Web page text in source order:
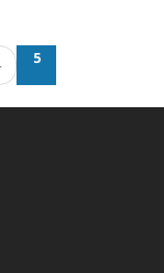
página
5